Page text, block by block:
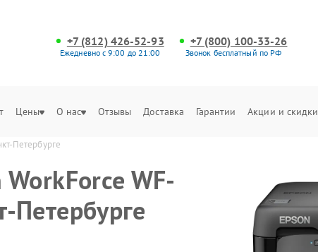
+7 (812) 426-52-93
Ежедневно с 9:00 до 21:00
+7 (800) 100-33-26
Звонок бесплатный по РФ
Цены О нас Отзывы Доставка Гарантии Акции и скидки
Петербурге
WF-
Петербурге